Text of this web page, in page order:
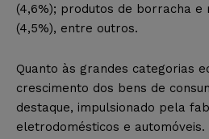
(4,6%); produtos de borracha e
(4,5%), entre outros.
Quanto às grandes categorias
crescimento dos bens de
destaque, impulsionado pela
eletrodomésticos e